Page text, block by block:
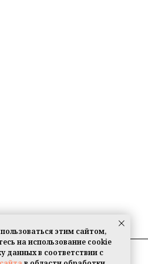
этим сайтом,
на использование cookie
данных в соответствии с